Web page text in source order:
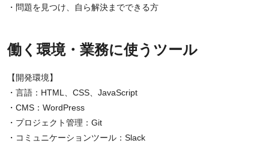
・問題を見つけ、自ら解決までできる方
働く環境・業務に使うツール
【開発環境】
・言語：HTML、CSS、JavaScript
・CMS：WordPress
・プロジェクト管理：Git
・コミュニケーションツール：Slack